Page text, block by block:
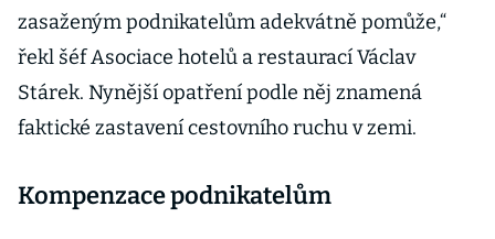
zasaženým podnikatelům adekvátně pomůže,“
řekl šéf Asociace hotelů a restaurací Václav
Stárek. Nynější opatření podle něj znamená
faktické zastavení cestovního ruchu v zemi.
Kompenzace podnikatelům